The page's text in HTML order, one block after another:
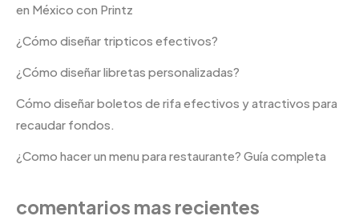
en México con Printz
¿Cómo diseñar tripticos efectivos?
¿Cómo diseñar libretas personalizadas?
Cómo diseñar boletos de rifa efectivos y atractivos para
recaudar fondos.
¿Como hacer un menu para restaurante? Guía completa
comentarios mas recientes